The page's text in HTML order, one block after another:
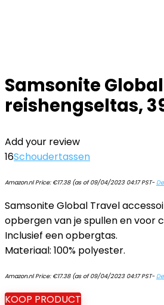
Samsonite
reishengseltas,
Add your review
16Schoudertassen
Amazon.nl Price: €17.38(as of 09/04/2023 04:17 PST-
Samsonite Global Travel
opbergen van je spullen en voor
Inclusief een opbergtas.
Materiaal: 100% polyester.
Amazon.nl Price: €17.38(as of 09/04/2023 04:17 PST-
KOOP PRODUCT